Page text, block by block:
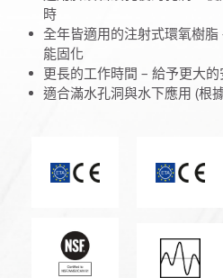
時
全年皆適用的注射式環氧樹脂
能固化
更長的工作時間 – 給予更大的
適合滿水孔洞與水下應用 (根
美國國家衛生基金會抗震負